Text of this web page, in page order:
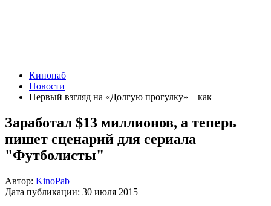
Кинопаб
Новости
Первый взгляд на «Долгую прогулку» – как
Заработал $13 миллионов, а теперь
пишет сценарий для сериала
"Футболисты"
Автор: KinoPab
Дата публикации: 30 июля 2015